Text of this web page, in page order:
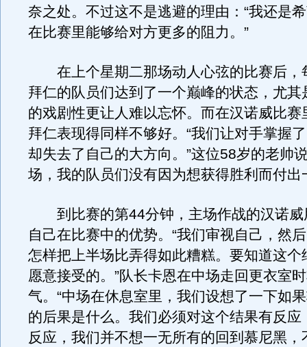
奈之处。不过这不是逃避的理由：“我还是
在比赛里能够给对方更多的阻力。”
在上个星期二那场动人心弦的比赛后，
拜仁的队员们达到了一个巅峰的状态，尤其
的戏剧性更让人难以忘怀。而在汉诺威比赛
拜仁表现得同样不够好。“我们让对手掌握
却失去了自己的大方向。”这位58岁的老帅
场，我的队员们没有因为想获得胜利而付出
到比赛的第44分钟，主场作战的汉诺威
自己在比赛中的优势。“我们审视自己，然
怎样把上半场比弄得如此糟糕。要知道这个
愿意接受的。”队长卡恩在中场走回更衣室
气。“中场在休息室里，我们设想了一下如
的后果是什么。我们必须对这个结果有反应
反应，我们并不想一无所有的回到慕尼黑，